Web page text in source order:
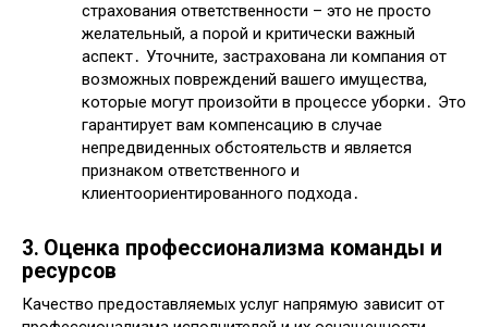
страхования ответственности – это не просто
желательный, а порой и критически важный
аспект․ Уточните, застрахована ли компания от
возможных повреждений вашего имущества,
которые могут произойти в процессе уборки․ Это
гарантирует вам компенсацию в случае
непредвиденных обстоятельств и является
признаком ответственного и
клиентоориентированного подхода․
3․ Оценка профессионализма команды и
ресурсов
Качество предоставляемых услуг напрямую зависит от